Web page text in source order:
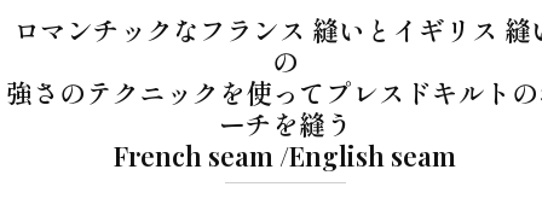
ロマンチックなフランス 縫いとイギリス 縫
の
強さのテクニックを使ってプレスドキルト
ーチを縫う
French seam /English seam